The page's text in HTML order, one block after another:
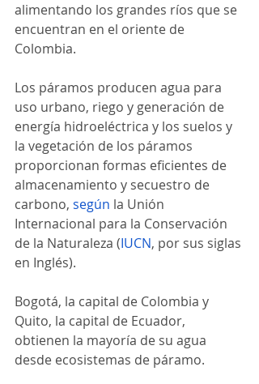
alimentando los grandes ríos que se
encuentran en el oriente de
Colombia.
Los páramos producen agua para
uso urbano, riego y generación de
energía hidroeléctrica y los suelos y
la vegetación de los páramos
proporcionan formas eficientes de
almacenamiento y secuestro de
carbono, según la Unión
Internacional para la Conservación
de la Naturaleza (IUCN, por sus siglas
en Inglés).
Bogotá, la capital de Colombia y
Quito, la capital de Ecuador,
obtienen la mayoría de su agua
desde ecosistemas de páramo.